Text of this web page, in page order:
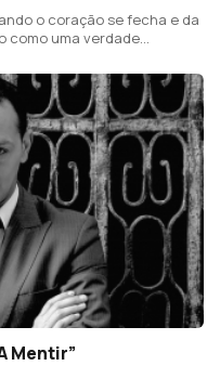
o coração se fecha e da
como uma verdade
Mentir”